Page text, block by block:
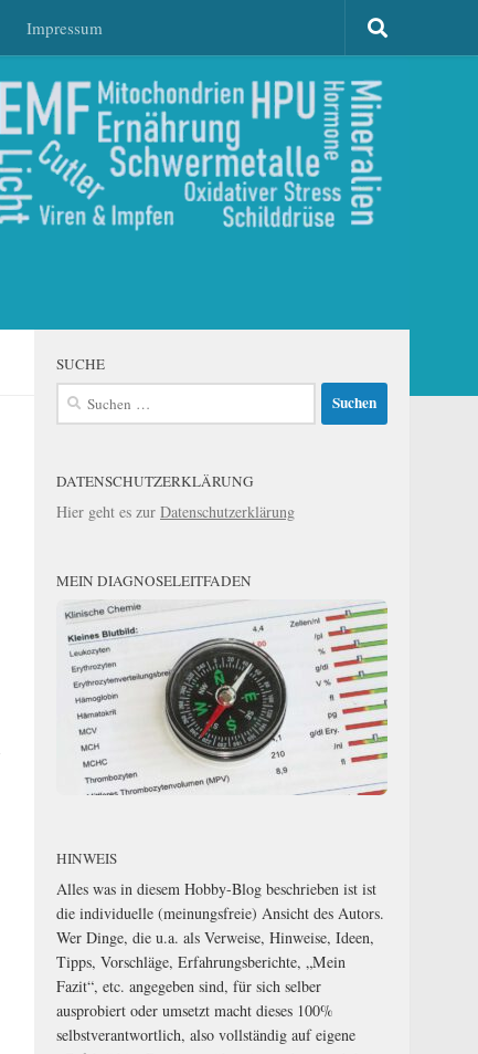
Impressum
SUCHE
Suchen
DATENSCHUTZERKLÄRUNG
Hier geht es zur Datenschutzerklärung
MEIN DIAGNOSELEITFADEN
HINWEIS
Alles was in diesem Hobby-Blog beschrieben ist ist
die individuelle (meinungsfreie) Ansicht des Autors.
Wer Dinge, die u.a. als Verweise, Hinweise, Ideen,
Tipps, Vorschläge, Erfahrungsberichte, „Mein
Fazit“, etc. angegeben sind, für sich selber
ausprobiert oder umsetzt macht dieses 100%
selbstverantwortlich, also vollständig auf eigene